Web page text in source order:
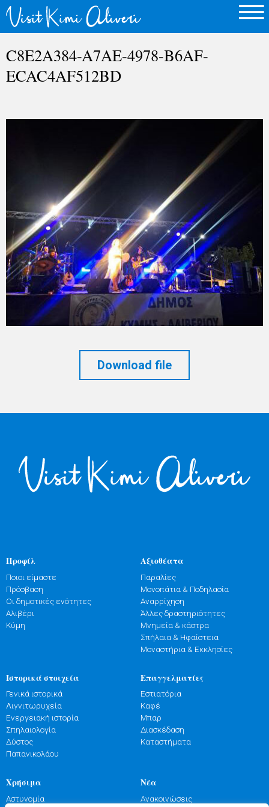
C8E2A384-A7AE-4978-B6AF-
ECAC4AF512BD
Download file
Προφίλ
Ποιοι είμαστε
Πρόσβαση
Οι δημοτικές ενότητες
Αλιβέρι
Κύμη
Αξιοθέατα
Παραλίες
Μονοπάτια & Ποδηλασία
Αναρρίχηση
Άλλες δραστηριότητες
Μνημεία & κάστρα
Σπήλαια & Ηφαίστεια
Μοναστήρια & Εκκλησίες
Ιστορικά στοιχεία
Γενικά ιστορικά
Λιγνιτωρυχεία
Ενεργειακή ιστορία
Σπηλαιολογία
Δύστος
Παπανικολάου
Επαγγελματίες
Εστιατόρια
Καφέ
Μπαρ
Διασκέδαση
Καταστήματα
Χρήσιμα
Αστυνομία
Νέα
Ανακοινώσεις